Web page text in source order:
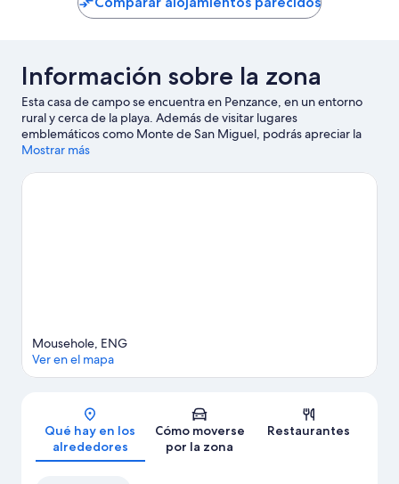
180 €
Información sobre la zona
Esta casa de campo se encuentra en Penzance, en un entorno
rural y cerca de la playa. Además de visitar lugares
emblemáticos como Monte de San Miguel, podrás apreciar la
belleza natural de Porthcurno Beach o Carbis Bay Beach. ¿Viajas
o a Jardín y vivero de dalias National Dahlia Collection. Tendrás la
Mostrar más
Mapa
Mousehole, ENG
Ver en el mapa
Qué hay en los
alrededores
Cómo moverse
por la zona
Restaurantes